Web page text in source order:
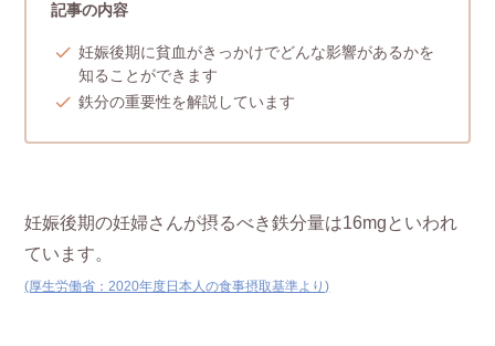
記事の内容
妊娠後期に貧血がきっかけでどんな影響があるかを
知ることができます
鉄分の重要性を解説しています
妊娠後期の妊婦さんが摂るべき鉄分量は16mgといわれ
ています。
(厚生労働省：2020年度日本人の食事摂取基準より)